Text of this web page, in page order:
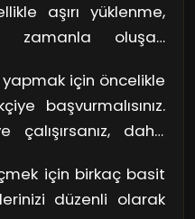
aşırı yüklenme,
zamanla oluşan
Örneğin, evde
sayısı arttıkça,
artar. Bu, zamanla
riski oluşturabilir.
değil mi?
için öncelikle
başvurmalısınız.
daha
gerektirdiğini
bir ekip, sorunları
için birkaç basit
düzenli olarak